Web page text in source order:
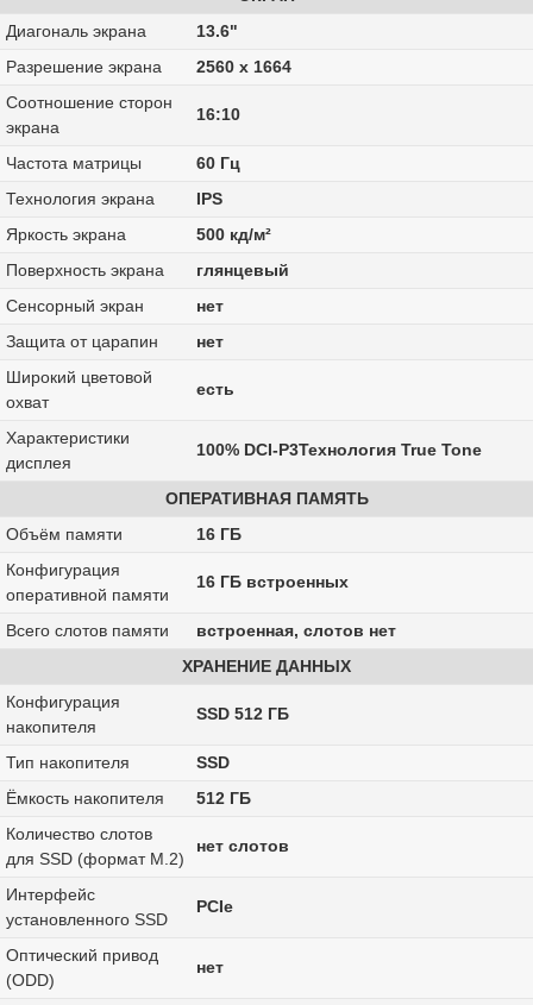
Диагональ экрана
13.6"
Разрешение экрана
2560 x 1664
Соотношение сторон
экрана
16:10
Частота матрицы
60 Гц
Технология экрана
IPS
Яркость экрана
500 кд/м²
Поверхность экрана
глянцевый
Сенсорный экран
нет
Защита от царапин
нет
Широкий цветовой
охват
есть
Характеристики
дисплея
100% DCI-P3Технология True Tone
ОПЕРАТИВНАЯ ПАМЯТЬ
Объём памяти
16 ГБ
Конфигурация
оперативной памяти
16 ГБ встроенных
Всего слотов памяти
встроенная, слотов нет
ХРАНЕНИЕ ДАННЫХ
Конфигурация
накопителя
SSD 512 ГБ
Тип накопителя
SSD
Ёмкость накопителя
512 ГБ
Количество слотов
для SSD (формат M.2)
нет слотов
Интерфейс
установленного SSD
PCIe
Оптический привод
(ODD)
нет